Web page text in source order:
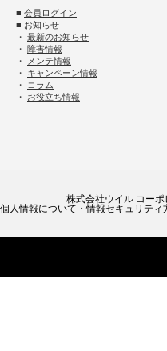
■ 会員ログイン
■ お知らせ
・ 最新のお知らせ
・ 障害情報
・
メンテ情報
・ キャンペーン情報
・
コラム
・ お役立ち情報
株式会社ウイル コーポ
個人情報について・情報セキュリティ